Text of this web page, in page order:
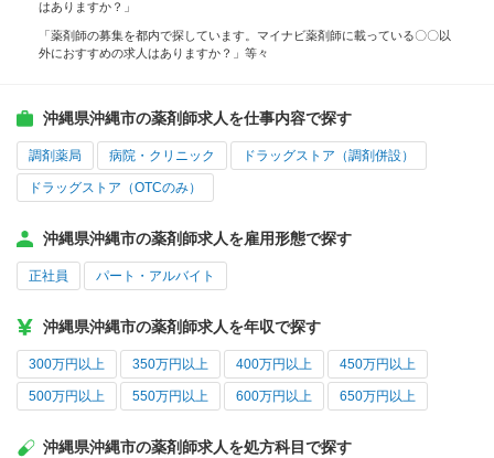
はありますか？」
「薬剤師の募集を都内で探しています。マイナビ薬剤師に載っている〇〇以
外におすすめの求人はありますか？」等々
沖縄県沖縄市の薬剤師求人を仕事内容で探す
調剤薬局 病院・クリニック ドラッグストア（調剤併設）
ドラッグストア（OTCのみ）
沖縄県沖縄市の薬剤師求人を雇用形態で探す
正社員 パート・アルバイト
沖縄県沖縄市の薬剤師求人を年収で探す
300万円以上 350万円以上 400万円以上 450万円以上
500万円以上 550万円以上 600万円以上 650万円以上
沖縄県沖縄市の薬剤師求人を処方科目で探す